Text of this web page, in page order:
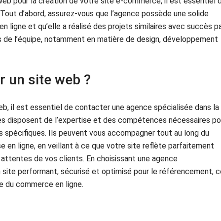
d’abord, assurez-vous que l’agence possède une solide
ligne et qu’elle a réalisé des projets similaires avec succès
l’équipe, notamment en matière de design, développement
un site web ?
il est essentiel de contacter une agence spécialisée dans la
disposent de l’expertise et des compétences nécessaires
spécifiques. Ils peuvent vous accompagner tout au long du
en ligne, en veillant à ce que votre site reflète parfaitement
de vos clients. En choisissant une agence
site performant, sécurisé et optimisé pour le référencement,
du commerce en ligne.